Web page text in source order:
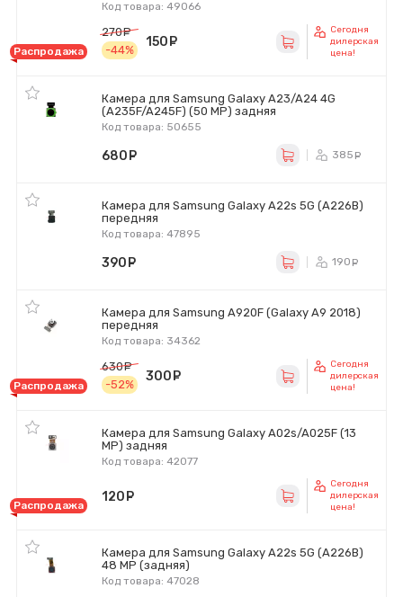
Код товара: 49066
Распродажа
270
-44%
150
Сегодня
дилерская
цена!
Камера для Samsung Galaxy A23/A24 4G
(A235F/A245F) (50 MP) задняя
Код товара: 50655
680 385
Камера для Samsung Galaxy A22s 5G (A226B)
передняя
Код товара: 47895
390 190
Камера для Samsung A920F (Galaxy A9 2018)
передняя
Код товара: 34362
Распродажа
630
-52%
300
Сегодня
дилерская
цена!
Камера для Samsung Galaxy A02s/A025F (13
MP) задняя
Код товара: 42077
Распродажа
120
Сегодня
дилерская
цена!
Камера для Samsung Galaxy A22s 5G (A226B)
48 MP (задняя)
Код товара: 47028